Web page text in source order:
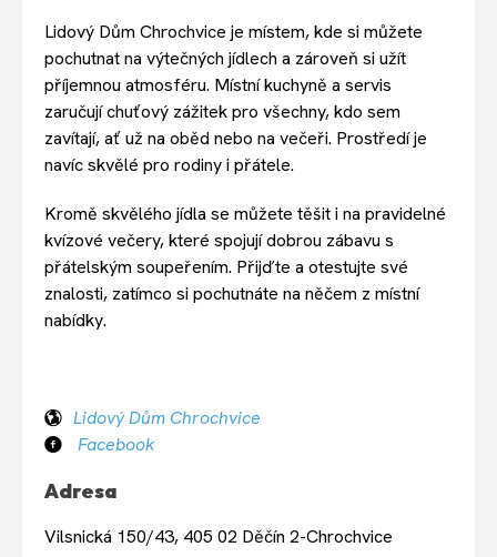
Lidový Dům Chrochvice je místem, kde si můžete
pochutnat na výtečných jídlech a zároveň si užít
příjemnou atmosféru. Místní kuchyně a servis
zaručují chuťový zážitek pro všechny, kdo sem
zavítají, ať už na oběd nebo na večeři. Prostředí je
navíc skvělé pro rodiny i přátele.
Kromě skvělého jídla se můžete těšit i na pravidelné
kvízové večery, které spojují dobrou zábavu s
přátelským soupeřením. Přijďte a otestujte své
znalosti, zatímco si pochutnáte na něčem z místní
nabídky.
Lidový Dům Chrochvice
Facebook
Adresa
Vilsnická 150/43, 405 02 Děčín 2-Chrochvice